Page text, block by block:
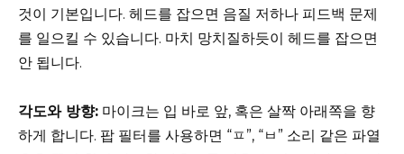
것이 기본입니다. 헤드를 잡으면 음질 저하나 피드백 문제
를 일으킬 수 있습니다. 마치 망치질하듯이 헤드를 잡으면
안 됩니다.
각도와 방향: 마이크는 입 바로 앞, 혹은 살짝 아래쪽을 향
하게 합니다. 팝 필터를 사용하면 “ㅍ”, “ㅂ” 소리 같은 파열